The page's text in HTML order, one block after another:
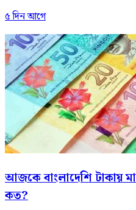
৫ দিন আগে
আজকে বাংলাদেশি টাকায়
কত?